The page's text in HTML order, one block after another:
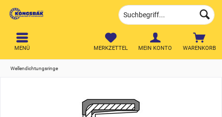
WARENKORB
MERKZETTEL MEIN KONTO
MENÜ
Wellendichtungsringe